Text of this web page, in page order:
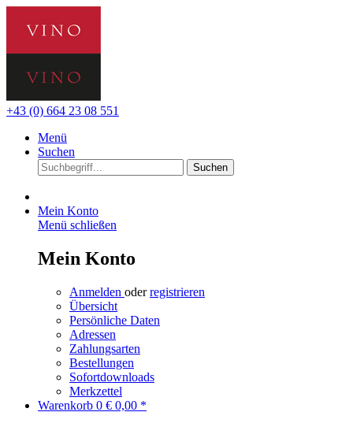
+43 (0) 664 23 08 551
Menü
Suchen
Suchen
Mein Konto
Menü schließen
Mein Konto
Anmelden oderregistrieren
Übersicht
Persönliche Daten
Adressen
Zahlungsarten
Bestellungen
Sofortdownloads
Merkzettel
Warenkorb 0 € 0,00 *